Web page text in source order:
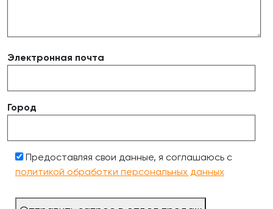
Электронная почта
Город
Предоставляя свои данные, я соглашаюсь с
политикой обработки персональных данных